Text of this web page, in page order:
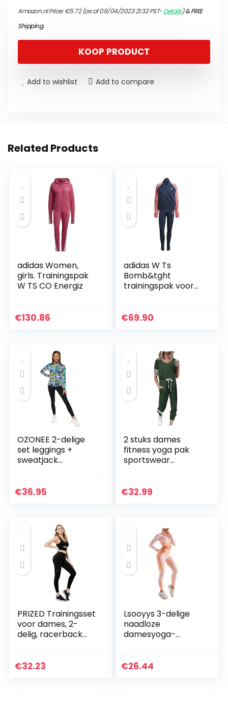
Amazon.nl Price:€5.72(as of 09/04/2023 21:32 PST-Details)&FREE
Shipping.
KOOP PRODUCT
Add to wishlist Add to compare
Related Products
adidas Women,
girls. Trainingspak
W TS CO Energiz
€130.86
adidas W Ts
Bomb&tght
trainingspak voor
€69.90
OZONEE 2-delige
set leggings +
sweatjack
joggingpak
€36.95
2 stuks dames
fitness yoga pak
sportswear
gym push-up
€32.99
PRIZED Trainingsset
voor dames, 2-
delig, racerback
sportbeha en hoge
€32.23
Lsooyys 3-delige
naadloze
damesyoga-
zacht, comfortabel
€26.44